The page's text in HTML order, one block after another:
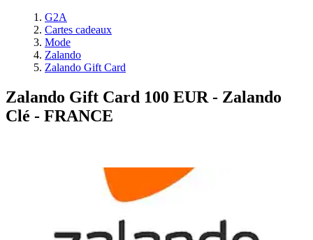
G2A
Cartes cadeaux
Mode
Zalando
Zalando Gift Card
Zalando Gift Card 100 EUR - Zalando
Clé - FRANCE